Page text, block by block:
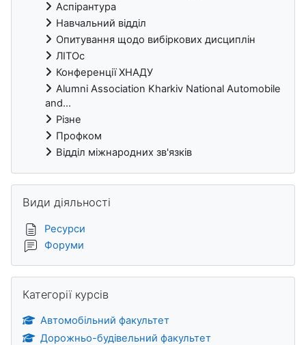
Аспірантура
Навчальний відділ
Опитування щодо вибіркових дисциплін
ЛІТОс
Конференції ХНАДУ
Alumni Association Kharkiv National Automobile
and...
Різне
Профком
Відділ міжнародних зв'язків
Види діяльності
Ресурси
Форуми
Категорії курсів
Автомобільний факультет
Дорожньо-будівельний факультет